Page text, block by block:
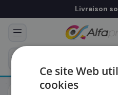
Livraison
Toners
HP
♻ COMMANDE
Prévoyez &
Programmez votre
vous prépare un devis
Ce site Web
cookies